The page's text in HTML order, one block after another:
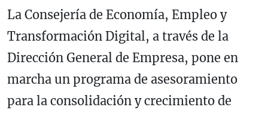
La Consejería de Economía, Empleo y
Transformación Digital, a través de la
Dirección General de Empresa, pone en
marcha un programa de asesoramiento
para la consolidación y crecimiento de